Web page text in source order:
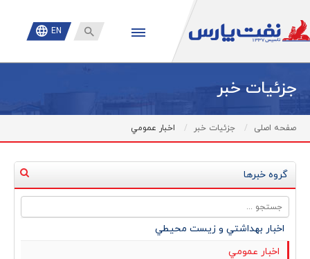
 EN
جزئیات خبر
صفحه اصلی جزئیات خبر اخبار عمومي
گروه خبرها
اخبار بهداشتي و زيست محيطي
اخبار عمومي